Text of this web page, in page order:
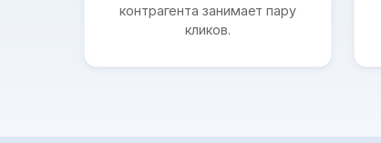
контрагента занимает пару
кликов.